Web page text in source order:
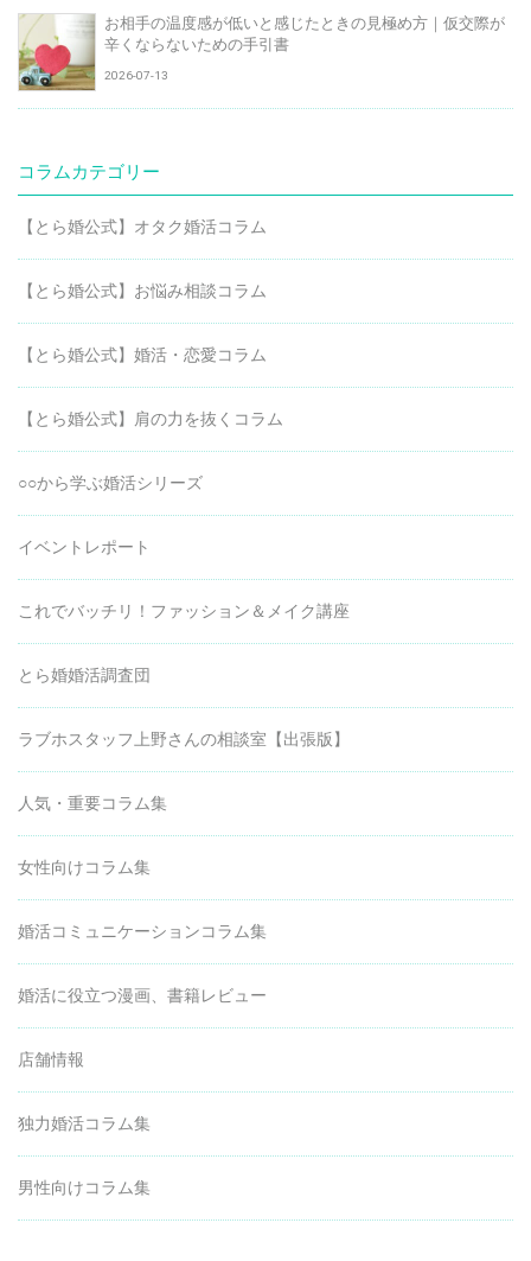
お相手の温度感が低いと感じたときの見極め方｜仮交際が
辛くならないための手引書
2026-07-13
コラムカテゴリー
【とら婚公式】オタク婚活コラム
【とら婚公式】お悩み相談コラム
【とら婚公式】婚活・恋愛コラム
【とら婚公式】肩の力を抜くコラム
○○から学ぶ婚活シリーズ
イベントレポート
これでバッチリ！ファッション＆メイク講座
とら婚婚活調査団
ラブホスタッフ上野さんの相談室【出張版】
人気・重要コラム集
女性向けコラム集
婚活コミュニケーションコラム集
婚活に役立つ漫画、書籍レビュー
店舗情報
独力婚活コラム集
男性向けコラム集